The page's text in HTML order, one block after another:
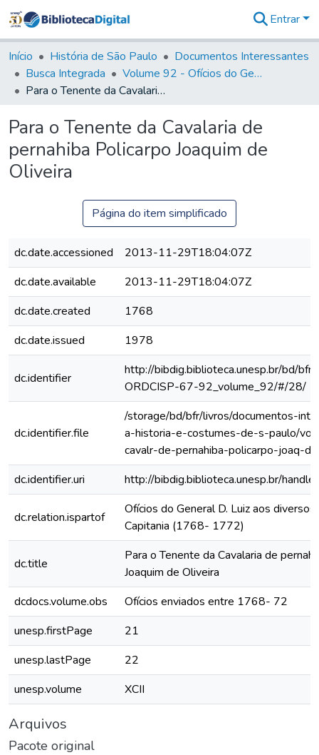
&
Coleções
Tudo na
Biblioteca
Estatísticas
Entrar
Início História de São Paulo
Documentos Interessantes
Busca Integrada
Volume 92 - Ofícios do General D. Luiz aos diversos funcionários da Capitania (1768- 1772)
Para o Tenente da Cavalaria de pernahiba Policarpo Joaquim de Oliveira
Para o Tenente da Cavalaria de
pernahiba Policarpo Joaquim de
Oliveira
Página do item simplificado
dc.date.accessioned
2013-11-29T18:04:07Z
dc.date.available
2013-11-29T18:04:07Z
dc.date.created
1768
dc.date.issued
1978
dc.identifier
http://bibdig.biblioteca.unesp.br/bd/
ORDCISP-67-92_volume_92/#/28/
dc.identifier.file
/storage/bd/bfr/livros/documentos-
a-historia-e-costumes-de-s-paulo/
cavalr-de-pernahiba-policarpo-joaq-
dc.identifier.uri
http://bibdig.biblioteca.unesp.br/
dc.relation.ispartof
Ofícios do General D. Luiz aos diversos
Capitania (1768- 1772)
dc.title
Para o Tenente da Cavalaria de
Joaquim de Oliveira
dcdocs.volume.obs
Ofícios enviados entre 1768- 72
unesp.firstPage
21
unesp.lastPage
22
unesp.volume
XCII
Arquivos
Pacote original